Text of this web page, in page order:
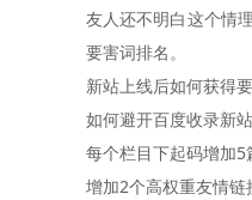
友人还不明白这个情
要害词排名。
新站上线后如何获得
如何避开百度收录新
每个栏目下起码增加
增加2个高权重友情链